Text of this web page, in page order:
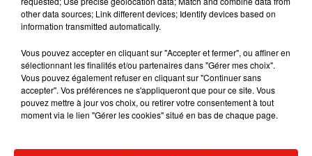
moment été communiquée sur le titre et le
synopsis de ce nouveau projet. Quoiqu'il en soit,
cela reste une aubaine pour le colombien qui file
le parfait amour avec sa dulcinée Tini Stoessel.
En effet, les deux artistes se sont récemment
affichés très proches dans les médias et sur les
réseaux sociaux lors de leurs vacances
temps en tête à tête. Sur plusieurs clichés
other data sources; Link different devices; Identify devices based on
information transmitted automatically.
Vous pouvez accepter en cliquant sur "Accepter et fermer", ou affiner en
sélectionnant les finalités et/ou partenaires dans "Gérer mes choix".
Vous pouvez également refuser en cliquant sur "Continuer sans
accepter". Vos préférences ne s'appliqueront que pour ce site. Vous
pouvez mettre à jour vos choix, ou retirer votre consentement à tout
moment via le lien "Gérer les cookies" situé en bas de chaque page.